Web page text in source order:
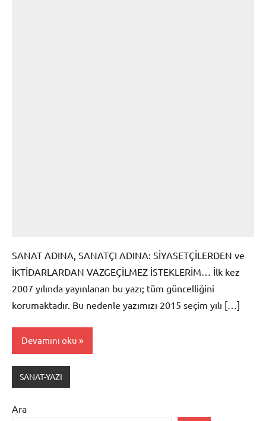
SANAT ADINA, SANATÇI ADINA: SİYASETÇİLERDEN ve
İKTİDARLARDAN VAZGEÇİLMEZ İSTEKLERİM… İlk kez
2007 yılında yayınlanan bu yazı; tüm güncelliğini
korumaktadır. Bu nedenle yazımızı 2015 seçim yılı […]
Devamını oku
SANAT-YAZI
Ara